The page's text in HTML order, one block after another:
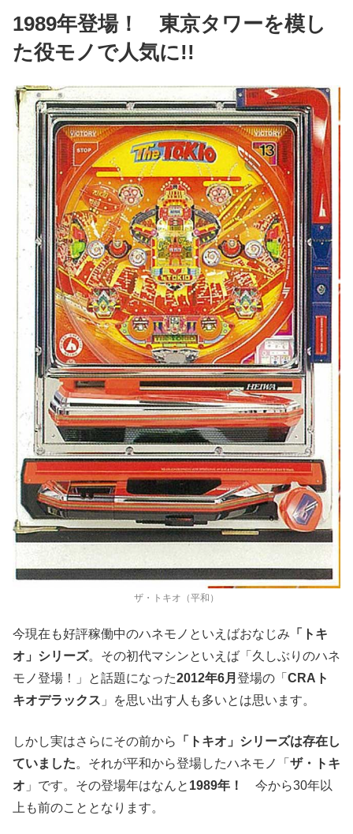
1989年登場！ 東京タワーを模し
た役モノで人気に!!
ザ・トキオ（平和）
今現在も好評稼働中のハネモノといえばおなじみ 「トキ
オ」シリーズ。その初代マシンといえば「久しぶりのハネ
モノ登場！」と話題になった2012年6月 登場の「 CRAト
キオデラックス 」を思い出す人も多いとは思います。
しかし実はさらにその前から
「トキオ」シリーズは存在し
ていました。それが平和から登場したハネモノ「 ザ・トキ
オ 」です。その登場年はなんと 1989年！
今から30年以
上も前のこととなります。